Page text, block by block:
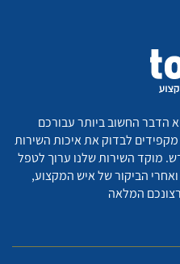
הדבר החשוב ביותר עבורכם
לבדוק את איכות השירות
מוקד השירות שלנו ערוך לטפל
הביקור של איש המקצוע,
המלאה